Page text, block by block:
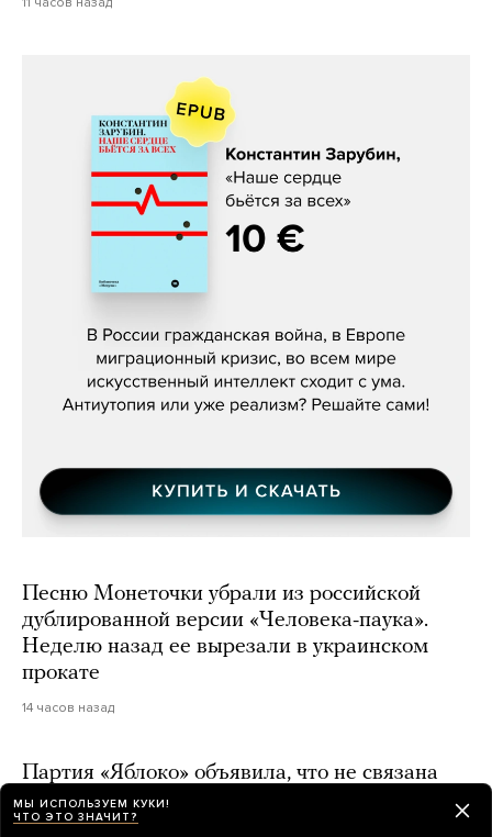
Константин Зарубин, «Наше сердце
Песню Монеточки убрали из российской
дублированной версии «Человека-паука».
Неделю назад ее вырезали в украинском
прокате
14 часов назад
Партия «Яблоко» объявила, что не связана
с оппозиционерами в изгнании, которые
решили поддержать ее на выборах в Госдуму
МЫ ИСПОЛЬЗУЕМ КУКИ!
ЧТО ЭТО ЗНАЧИТ?